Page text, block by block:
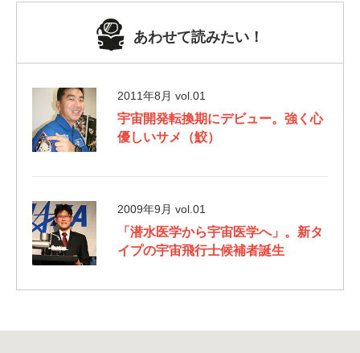
あわせて読みたい！
2011年8月 vol.01
宇宙開発転換期にデビュー。強く心
優しいサメ（鮫）
2009年9月 vol.01
「潜水医学から宇宙医学へ」。新タ
イプの宇宙飛行士候補者誕生